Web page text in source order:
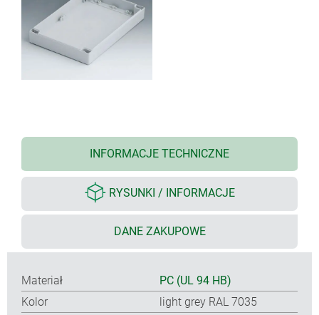
INFORMACJE TECHNICZNE
RYSUNKI / INFORMACJE
DANE ZAKUPOWE
Materiał
PC (UL 94 HB)
Kolor
light grey RAL 7035